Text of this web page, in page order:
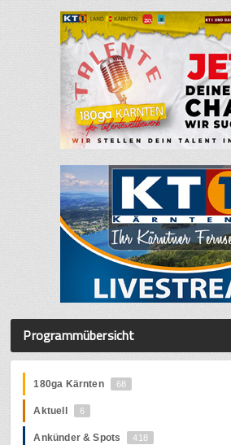
Programmübersicht
180ga Kärnten 68
Aktuell 6
Ankünder & Spots 418